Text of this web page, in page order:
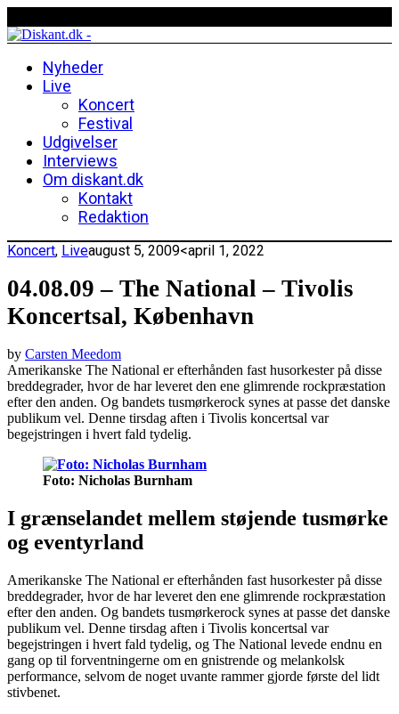
Nyheder
Live
Koncert
Festival
Udgivelser
Interviews
Om diskant.dk
Kontakt
Redaktion
Koncert, Liveaugust 5, 2009<april 1, 2022
04.08.09 – The National – Tivolis
Koncertsal, København
by Carsten Meedom
Amerikanske The National er efterhånden fast husorkester på disse
breddegrader, hvor de har leveret den ene glimrende rockpræstation
efter den anden. Og bandets tusmørkerock synes at passe det danske
publikum vel. Denne tirsdag aften i Tivolis koncertsal var
begejstringen i hvert fald tydelig.
Foto: Nicholas Burnham
I grænselandet mellem støjende tusmørke
og eventyrland
Amerikanske The National er efterhånden fast husorkester på disse
breddegrader, hvor de har leveret den ene glimrende rockpræstation
efter den anden. Og bandets tusmørkerock synes at passe det danske
publikum vel. Denne tirsdag aften i Tivolis koncertsal var
begejstringen i hvert fald tydelig, og The National levede endnu en
gang op til forventningerne om en gnistrende og melankolsk
performance, selvom de noget uvante rammer gjorde første del lidt
stivbenet.